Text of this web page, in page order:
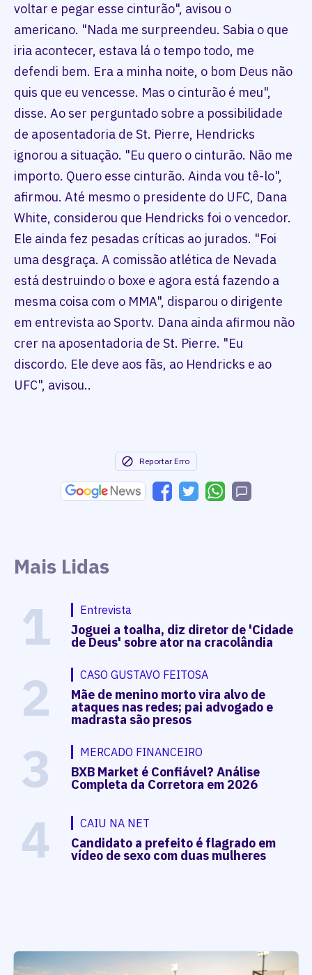
voltar e pegar esse cinturão", avisou o
americano. "Nada me surpreendeu. Sabia o que
iria acontecer, estava lá o tempo todo, me
defendi bem. Era a minha noite, o bom Deus não
quis que eu vencesse. Mas o cinturão é meu",
disse. Ao ser perguntado sobre a possibilidade
de aposentadoria de St. Pierre, Hendricks
ignorou a situação. "Eu quero o cinturão. Não me
importo. Quero esse cinturão. Ainda vou tê-lo",
afirmou. Até mesmo o presidente do UFC, Dana
White, considerou que Hendricks foi o vencedor.
Ele ainda fez pesadas críticas ao jurados. "Foi
uma desgraça. A comissão atlética de Nevada
está destruindo o boxe e agora está fazendo a
mesma coisa com o MMA", disparou o dirigente
em entrevista ao Sportv. Dana ainda afirmou não
crer na aposentadoria de St. Pierre. "Eu
discordo. Ele deve aos fãs, ao Hendricks e ao
UFC", avisou..
Reportar Erro
Mais Lidas
1 Entrevista
Joguei a toalha, diz diretor de 'Cidade
de Deus' sobre ator na cracolândia
2 CASO GUSTAVO FEITOSA
Mãe de menino morto vira alvo de
ataques nas redes; pai advogado e
madrasta são presos
3 MERCADO FINANCEIRO
BXB Market é Confiável? Análise
Completa da Corretora em 2026
4 CAIU NA NET
Candidato a prefeito é flagrado em
vídeo de sexo com duas mulheres